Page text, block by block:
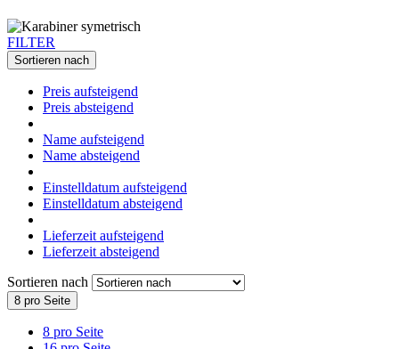
FILTER
Sortieren nach
Preis aufsteigend
Preis absteigend
Name aufsteigend
Name absteigend
Einstelldatum aufsteigend
Einstelldatum absteigend
Lieferzeit aufsteigend
Lieferzeit absteigend
Sortieren nach
8 pro Seite
8 pro Seite